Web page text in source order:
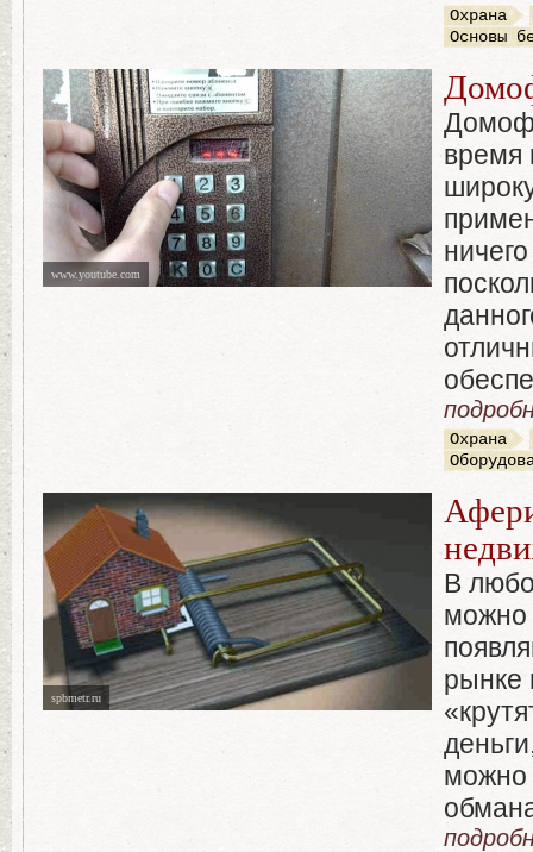
Охрана
Основы
www.youtube.com
время
Охрана
spbmetr.ru
В
можно
рынке
можно